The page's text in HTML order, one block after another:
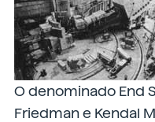
O denominado End
Friedman e Kendal